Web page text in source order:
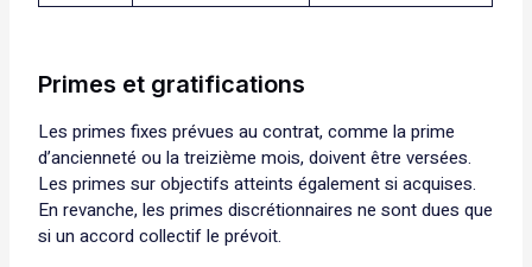
Primes et gratifications
Les primes fixes prévues au contrat, comme la prime
d’ancienneté ou la treizième mois, doivent être versées.
Les primes sur objectifs atteints également si acquises.
En revanche, les primes discrétionnaires ne sont dues que
si un accord collectif le prévoit.